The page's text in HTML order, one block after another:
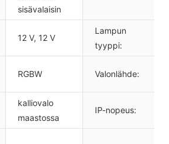
sisävalaisin
12 V, 12 V
Lampun
tyyppi:
RGBW Valonlähde:
kalliovalo
maastossa
IP-nopeus: